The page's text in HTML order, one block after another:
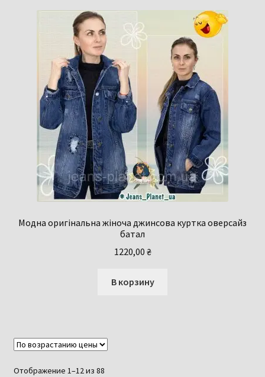
Модна оригінальна жіноча джинсова куртка оверсайз
батал
1220,00 ₴
В корзину
Отображение 1–12 из 88Цены: